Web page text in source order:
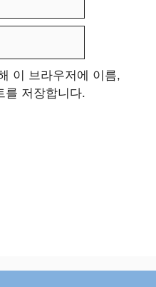
이 브라우저에 이름,
를 저장합니다.